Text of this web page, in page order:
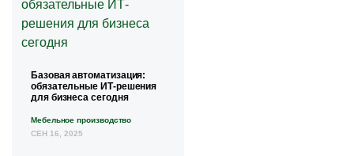
Базовая автоматизация:
обязательные ИТ-решения
для бизнеса сегодня
Мебельное производство
СЕН 16, 2025